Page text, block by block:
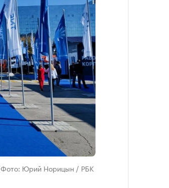
(Фото: Юрий Норицын / РБК